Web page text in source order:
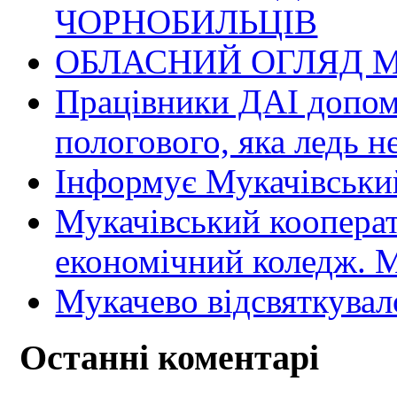
ЧОРНОБИЛЬЦІВ
ОБЛАСНИЙ ОГЛЯД
Працівники ДАІ
пологового, яка ледь
Інформує
Мукачівський
економічний
Мукачево
Останні коментарі